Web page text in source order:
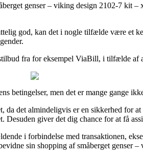
genser – viking design 2102-7 kit
god, kan det i nogle tilfælde være et
fra for eksempel ViaBill, i tilfælde af
betingelser, men det er mange gange
det almindeligvis er en sikkerhed for
giver det dig chance for at få
i forbindelse med transaktionen,
sin shopping af småberget